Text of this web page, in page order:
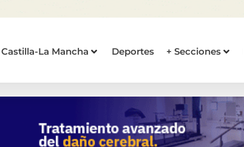
Castilla-La Mancha Deportes + Secciones